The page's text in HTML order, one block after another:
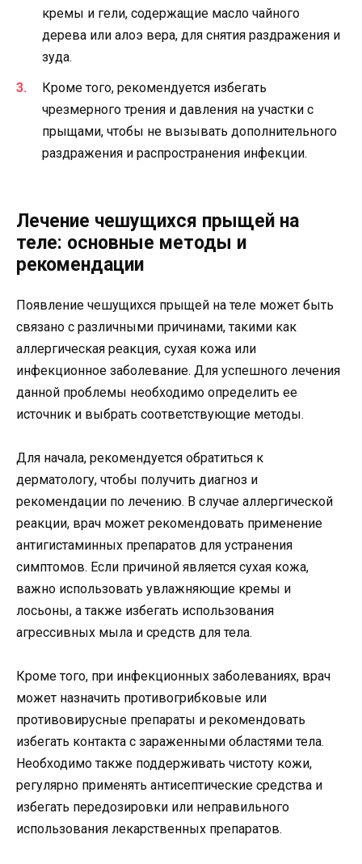
кремы и гели, содержащие масло чайного
дерева или алоэ вера, для снятия раздражения и
зуда.
Кроме того, рекомендуется избегать
чрезмерного трения и давления на участки с
прыщами, чтобы не вызывать дополнительного
раздражения и распространения инфекции.
Лечение чешущихся прыщей на
теле: основные методы и
рекомендации
Появление чешущихся прыщей на теле может быть
связано с различными причинами, такими как
аллергическая реакция, сухая кожа или
инфекционное заболевание. Для успешного лечения
данной проблемы необходимо определить ее
источник и выбрать соответствующие методы.
Для начала, рекомендуется обратиться к
дерматологу, чтобы получить диагноз и
рекомендации по лечению. В случае аллергической
реакции, врач может рекомендовать применение
антигистаминных препаратов для устранения
симптомов. Если причиной является сухая кожа,
важно использовать увлажняющие кремы и
лосьоны, а также избегать использования
агрессивных мыла и средств для тела.
Кроме того, при инфекционных заболеваниях, врач
может назначить противогрибковые или
противовирусные препараты и рекомендовать
избегать контакта с зараженными областями тела.
Необходимо также поддерживать чистоту кожи,
регулярно применять антисептические средства и
избегать передозировки или неправильного
использования лекарственных препаратов.